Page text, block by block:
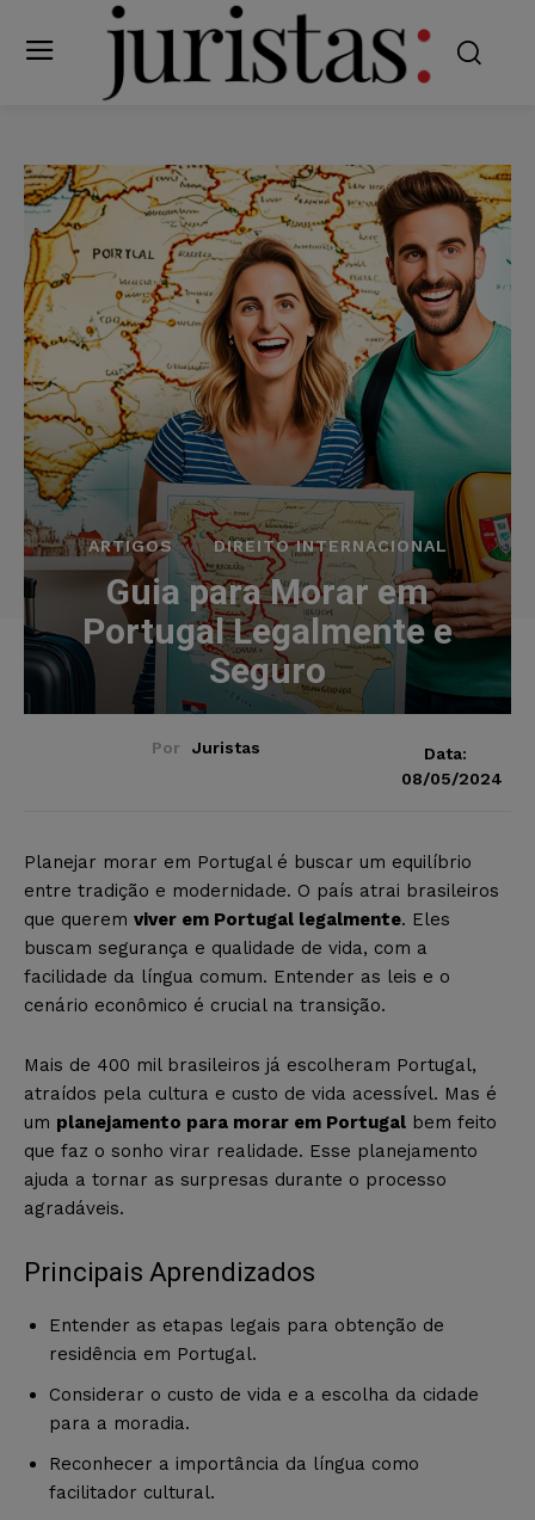
ARTIGOS DIREITO INTERNACIONAL
Guia para Morar em
Portugal Legalmente e
Seguro
Por Juristas
Data:
08/05/2024
Planejar morar em Portugal é buscar um equilíbrio
entre tradição e modernidade. O país atrai brasileiros
que querem viver em Portugal legalmente. Eles
buscam segurança e qualidade de vida, com a
facilidade da língua comum. Entender as leis e o
cenário econômico é crucial na transição.
Mais de 400 mil brasileiros já escolheram Portugal,
atraídos pela cultura e custo de vida acessível. Mas é
um planejamento para morar em Portugal bem feito
que faz o sonho virar realidade. Esse planejamento
ajuda a tornar as surpresas durante o processo
agradáveis.
Principais Aprendizados
Entender as etapas legais para obtenção de
residência em Portugal.
Considerar o custo de vida e a escolha da cidade
para a moradia.
Reconhecer a importância da língua como
facilitador cultural.